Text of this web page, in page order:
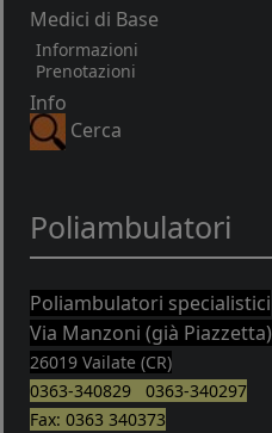
Medici di Base
Informazioni
Prenotazioni
Info
Cerca
Poliambulatori
Poliambulatori specialistici
Via Manzoni (già Piazzetta)
26019 Vailate (CR)
0363-340829 0363-340297
Fax: 0363 340373